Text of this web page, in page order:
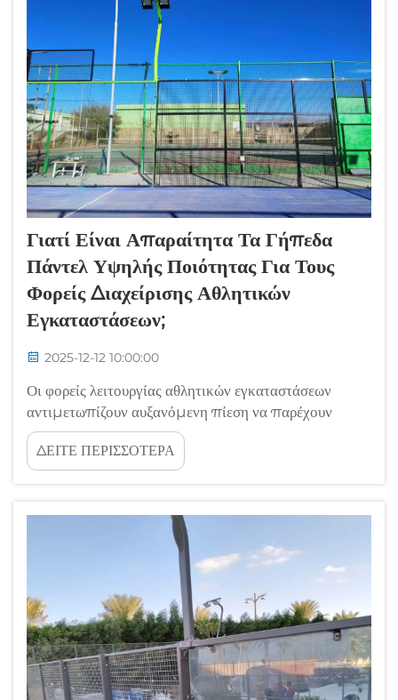
Γιατί Είναι Απαραίτητα Τα Γήπεδα
Πάντελ Υψηλής Ποιότητας Για Τους
Φορείς Διαχείρισης Αθλητικών
Εγκαταστάσεων;
2025-12-12 10:00:00
Οι φορείς λειτουργίας αθλητικών εγκαταστάσεων
αντιμετωπίζουν αυξανόμενη πίεση να παρέχουν
εξαιρετικές εγκαταστάσεις που προσελκύουν και
διατηρούν μέλη, ενώ παράγουν βιώσιμες πηγές
εσόδων. Η ραγδαία ανάπτυξη του πάντελ τένις έχει
ιδιοκτήτες εγκαταστάσεων...
ΔΕΙΤΕ ΠΕΡΙΣΣΟΤΕΡΑ